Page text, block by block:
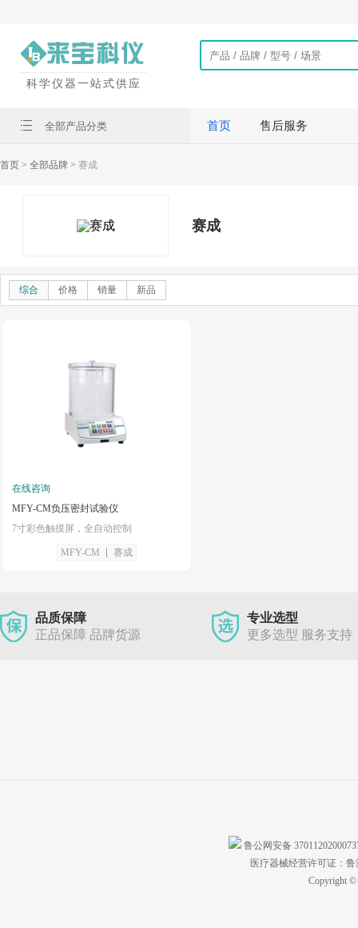
科学仪器一站式供应
全部产品分类 首页 售后服务
首页 > 全部品牌 > 赛成
赛成
综合 价格 销量 新品
在线咨询
MFY-CM负压密封试验仪
7寸彩色触摸屏，全自动控制
MFY-CM 赛成
品质保障
正品保障 品牌货源
专业选型
更多选型 服务支持
鲁公网安备
医疗器械经营许可证：
Copyright